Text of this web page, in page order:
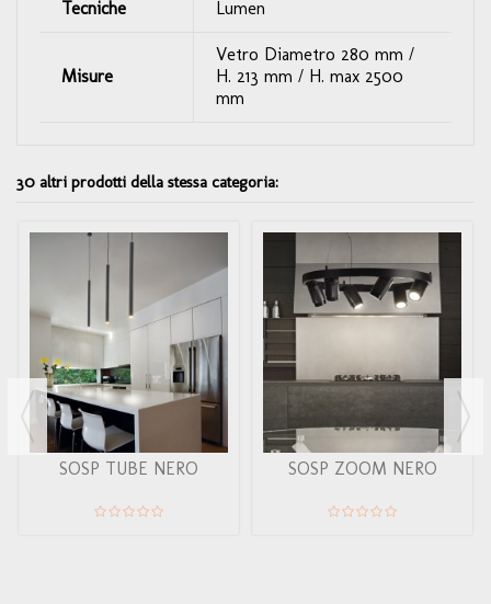
Tecniche
Lumen
Misure
Vetro Diametro 280 mm /
H. 213 mm / H. max 2500
mm
30 altri prodotti della stessa categoria:
SOSP TUBE NERO SOSP ZOOM NERO